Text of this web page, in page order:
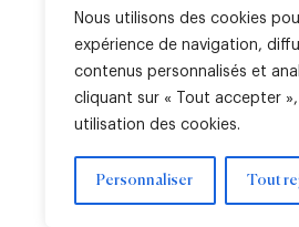
Nous utilisons des cookies
expérience de navigation,
contenus personnalisés et
cliquant sur « Tout accepter
utilisation des cookies.
Personnaliser Tout
Équipe
Venture
Immobilier
Gestion
Mentions légalesParamètres